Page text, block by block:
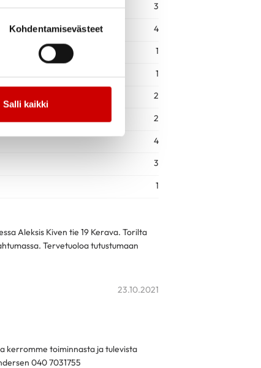
Kohdentamisevästeet
Salli kaikki
3
4
1
1
2
2
4
3
1
Aleksis Kiven tie 19 Kerava. Torilta
Tervetuoloa tutustumaan
23.10.2021
kerromme toiminnasta ja tulevista
040 7031755